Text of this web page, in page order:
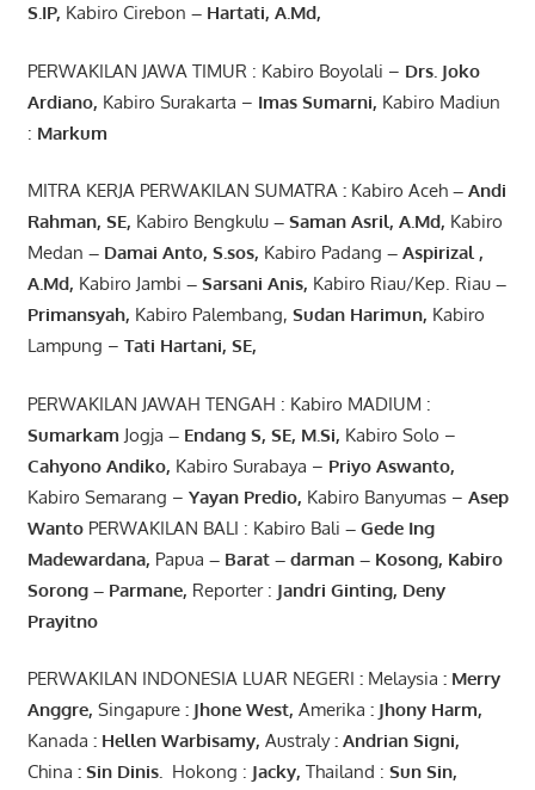
S.IP, Kabiro Cirebon – Hartati, A.Md,
PERWAKILAN JAWA TIMUR : Kabiro Boyolali – Drs. Joko
Ardiano, Kabiro Surakarta – Imas Sumarni, Kabiro Madiun
: Markum
MITRA KERJA PERWAKILAN SUMATRA :Kabiro Aceh– Andi
Rahman, SE, Kabiro Bengkulu– Saman Asril, A.Md, Kabiro
Medan – Damai Anto, S.sos, Kabiro Padang – Aspirizal ,
A.Md, Kabiro Jambi – Sarsani Anis, Kabiro Riau/Kep. Riau–
Primansyah, Kabiro Palembang, Sudan Harimun, Kabiro
Lampung – Tati Hartani, SE,
PERWAKILAN JAWAH TENGAH : Kabiro MADIUM :
Sumarkam Jogja – EndangS, SE, M.Si, Kabiro Solo –
Cahyono Andiko, Kabiro Surabaya – Priyo Aswanto,
Kabiro Semarang – Yayan Predio, Kabiro Banyumas – Asep
WantoPERWAKILAN BALI : Kabiro Bali – Gede Ing
Madewardana, Papua – Barat – darman– Kosong, Kabiro
Sorong– Parmane, Reporter : Jandri Ginting, Deny
Prayitno
PERWAKILAN INDONESIA LUAR NEGERI : Melaysia : Merry
Anggre, Singapure: JhoneWest, Amerika : JhonyHarm,
Kanada : Hellen Warbisamy, Australy: Andrian Signi,
China : Sin Dinis. Hokong : Jacky, Thailand : Sun Sin,